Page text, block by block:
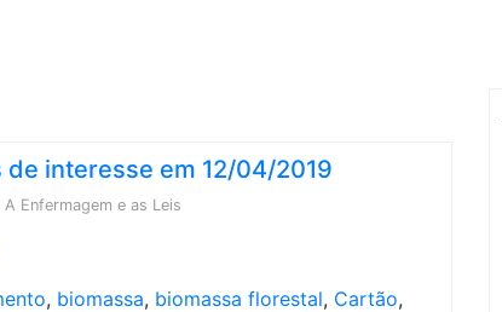
de interesse em 12/04/2019
A Enfermagem e as Leis
, biomassa, biomassa florestal, Cartão,